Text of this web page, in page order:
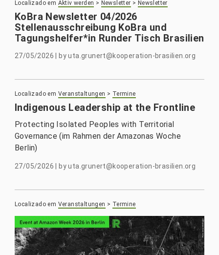
Localizado em Aktiv werden > Newsletter > Newsletter
KoBra Newsletter 04/2026
Stellenausschreibung KoBra und
Tagungshelfer*in Runder Tisch Brasilien
27/05/2026 byuta.grunert@kooperation-brasilien.org
Localizado em Veranstaltungen > Termine
Indigenous Leadership at the Frontline
Protecting Isolated Peoples with Territorial
Governance (im Rahmen der Amazonas Woche
Berlin)
27/05/2026 byuta.grunert@kooperation-brasilien.org
Localizado em Veranstaltungen > Termine